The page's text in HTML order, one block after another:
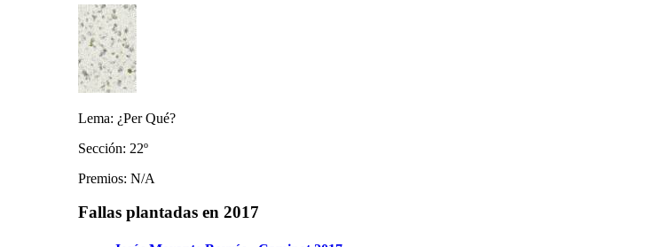
Lema: ¿Per Qué?
Sección: 22º
Premios: N/A
Fallas plantadas en 2017